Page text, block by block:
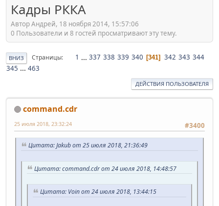
Кадры РККА
Автор Андрей, 18 ноября 2014, 15:57:06
0 Пользователи и 8 гостей просматривают эту тему.
ВНИЗ Страницы 1 ... 337 338 339 340 341 342 343 344
345 ... 463
ДЕЙСТВИЯ ПОЛЬЗОВАТЕЛЯ
command.cdr
#3400
25 июля 2018, 23:32:24
Цитата: Jakub от 25 июля 2018, 21:36:49
Цитата: command.cdr от 24 июля 2018, 14:48:57
Цитата: Voin от 24 июля 2018, 13:44:15